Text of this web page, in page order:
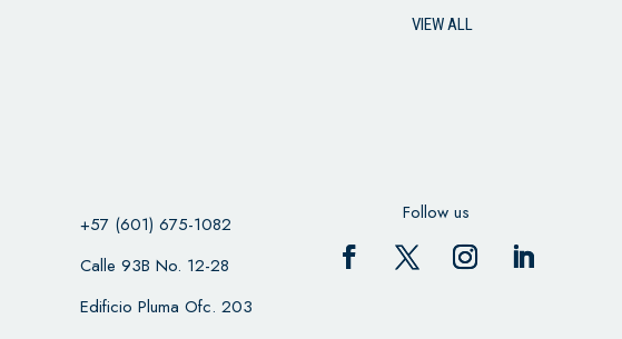
VIEW ALL
+57 (601) 675-1082
Calle 93B No. 12-28
Edificio Pluma Ofc. 203
Follow us